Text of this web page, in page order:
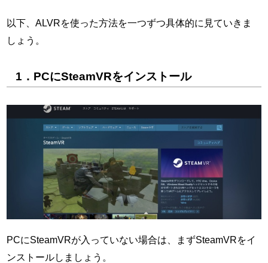
以下、ALVRを使った方法を一つずつ具体的に見ていきま
しょう。
1．PCにSteamVRをインストール
PCにSteamVRが入っていない場合は、まずSteamVRをイ
ンストールしましょう。